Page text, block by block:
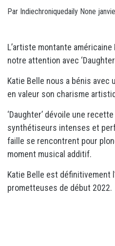
Par Indiechroniquedaily None
L’artiste montante américaine
notre attention avec
Katie Belle nous a bénis
en valeur son charisme
‘Daughter’ dévoile une
synthétiseurs intenses et
faille se rencontrent pour
moment musical additif.
Katie Belle est définitivement
prometteuses de début 2022.